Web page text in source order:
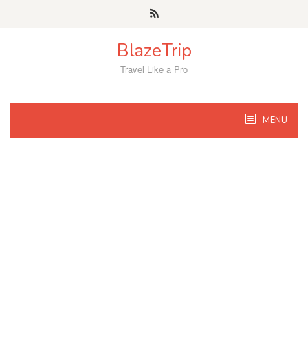
BlazeTrip
Travel Like a Pro
MENU